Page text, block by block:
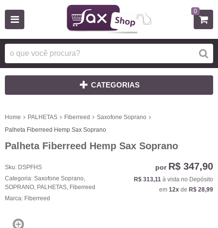
0
CATEGORIAS
Home PALHETAS Fiberreed
Saxofone Soprano
Palheta Fiberreed Hemp Sax Soprano
Palheta Fiberreed Hemp Sax Soprano
Sku: DSPFHS
Categoria: Saxofone Soprano
SOPRANO PALHETAS Fiberreed
Marca: Fiberreed
por R$ 347,90
R$ 313,11 à vista no Depósito
em 12x de R$ 28,99